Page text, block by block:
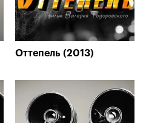
Оттепель (2013)